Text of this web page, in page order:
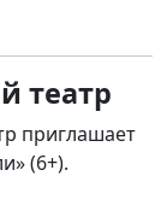
театр
приглашает
(6+).